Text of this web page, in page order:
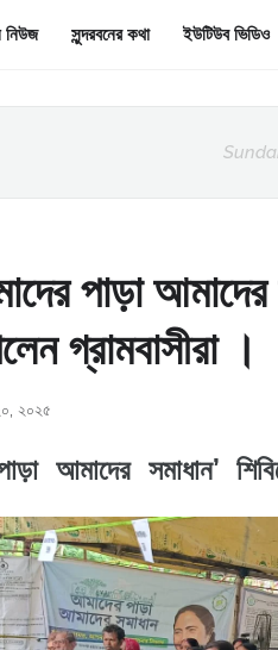
নিউজ সুন্দরবনের কথা ইউটিউব ভিডিও
পাড়া আমাদের
গ্রামবাসীরা ।
২০২৫
আমাদের সমাধান’